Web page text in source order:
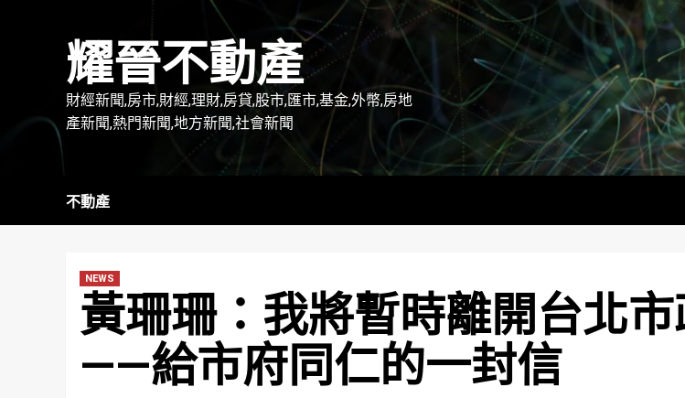
耀晉不動產
財經新聞,房市,財經,理財,房貸,股市,匯市,基金,外幣,房地
產新聞,熱門新聞,地方新聞,社會新聞
不動產
NEWS
黃珊珊：我將暫時離開台北
——給市府同仁的一封信